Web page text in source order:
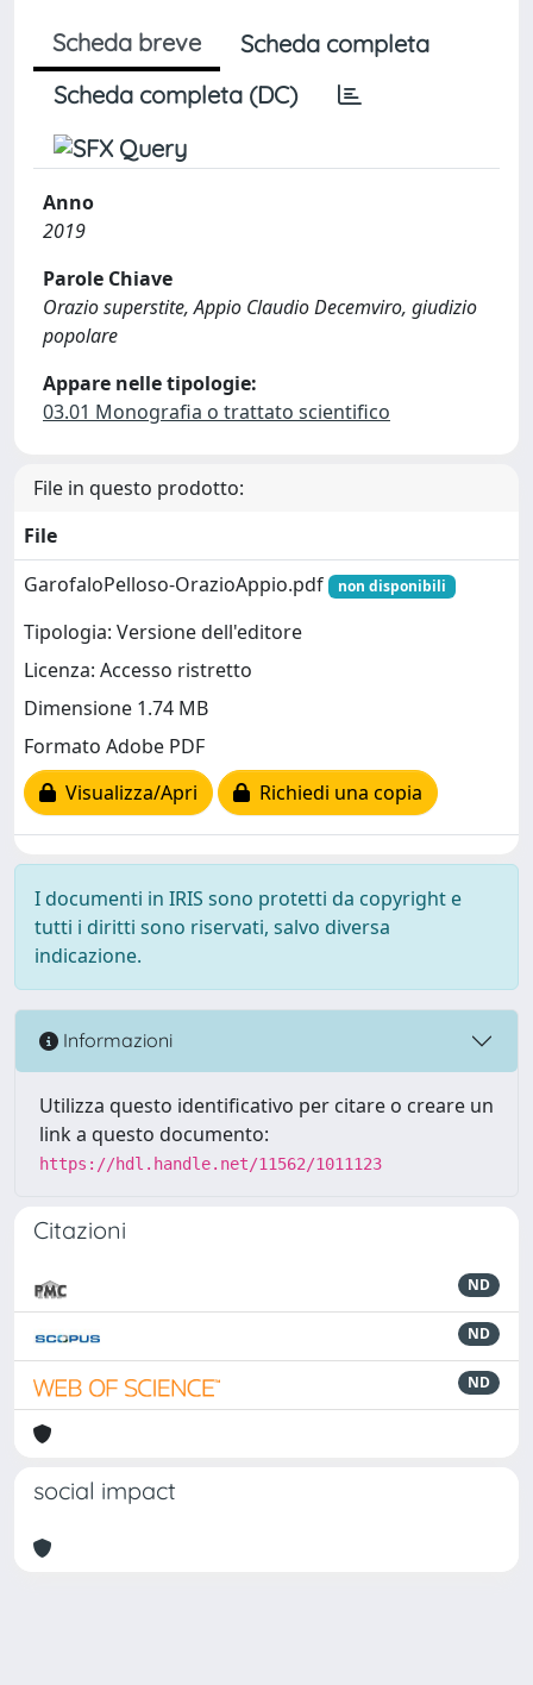
Scheda breve
Scheda completa
Scheda completa (DC)
Anno
2019
Parole Chiave
Orazio superstite, Appio Claudio Decemviro, giudizio
popolare
Appare nelle tipologie:
03.01 Monografia o trattato scientifico
File in questo prodotto:
File
GarofaloPelloso-OrazioAppio.pdf
non disponibili
Tipologia: Versione dell'editore
Licenza: Accesso ristretto
Dimensione 1.74 MB
Formato Adobe PDF
Visualizza/Apri
Richiedi una copia
I documenti in IRIS sono protetti da copyright e
tutti i diritti sono riservati, salvo diversa
indicazione.
Informazioni
Utilizza questo identificativo per citare o creare un
link a questo documento:
https://hdl.handle.net/11562/1011123
Citazioni
ND
ND
ND
social impact